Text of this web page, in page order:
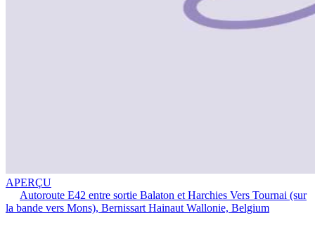
APERÇU
Autoroute E42 entre sortie Balaton et Harchies Vers Tournai (sur
la bande vers Mons), Bernissart Hainaut Wallonie, Belgium